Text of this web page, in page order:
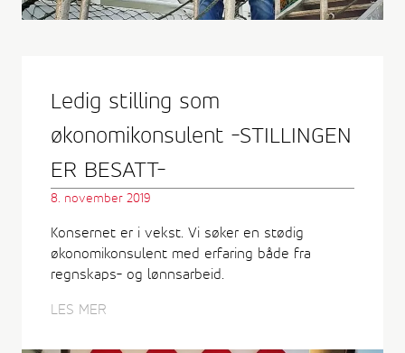
Ledig stilling som
økonomikonsulent -STILLINGEN
ER BESATT-
8. november 2019
Konsernet er i vekst. Vi søker en stødig
økonomikonsulent med erfaring både fra
regnskaps- og lønnsarbeid.
LES MER